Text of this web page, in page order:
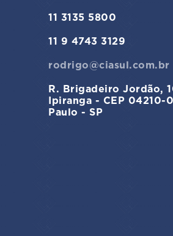
11 3135 5800
11 9 4743 3129
rodrigo@ciasul.com.br
R. Brigadeiro Jordão,
Ipiranga - CEP 04210-
Paulo - SP